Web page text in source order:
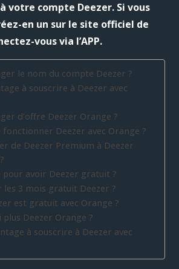
votre compte Deezer. Si vous
en un sur le site officiel de
vous via l’APP.
le nom du compte Deezer ?
à souscrire à Deezer avec
d’offre Deezer Orange ?
Deezer avec Orange ?
de Deezer Premium à Deezer
avoir Deezer gratuit ?
les 3 mois gratuit Deezer ?
est gratuit avec Orange ?
plus Deezer Orange ?
à souscrire à Deezer avec